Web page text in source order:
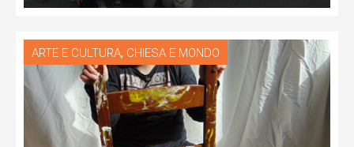
nato”
ARTE E CULTURA, CHIESA E MONDO